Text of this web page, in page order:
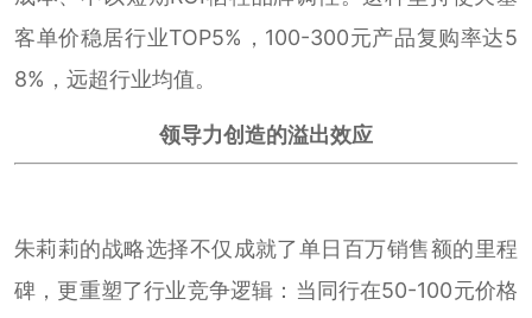
客单价稳居行业TOP5%，100-300元产品复购率达5
8%，远超行业均值。
领导力创造的溢出效应
朱莉莉的战略选择不仅成就了单日百万销售额的里程
碑，更重塑了行业竞争逻辑：当同行在50-100元价格